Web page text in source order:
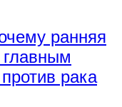
ранняя
главным
рака